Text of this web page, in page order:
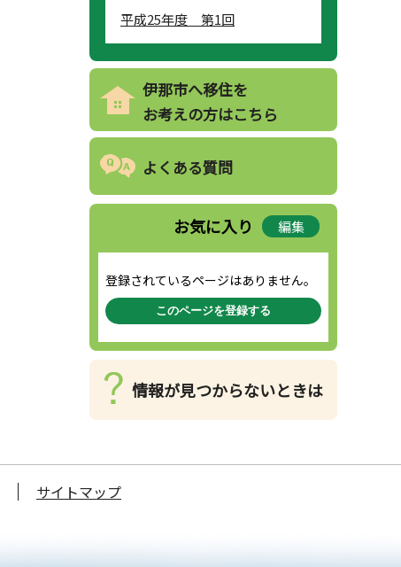
平成25年度 第1回
伊那市へ移住を
お考えの方はこちら
よくある質問
お気に入り 編集
登録されているページはありません。
このページを登録する
情報が見つからないときは
サイトマップ